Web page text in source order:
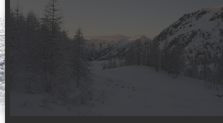
Aujourd'hui : T° Min : T° Max : |
Suivez en direct l'actualité des stations